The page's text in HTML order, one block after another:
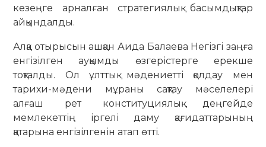
кезеңге арналған стратегиялық басымдықтар
айқындалды.
Алқа отырысын ашқан Аида Балаева Негізгі заңға
енгізілген ауқымды өзгерістерге ерекше
тоқталды. Ол ұлттық мәдениетті қолдау мен
тарихи-мәдени мұраны сақтау мәселелері
алғаш рет конституциялық деңгейде
мемлекеттің іргелі даму қағидаттарының
қатарына енгізілгенін атап өтті.